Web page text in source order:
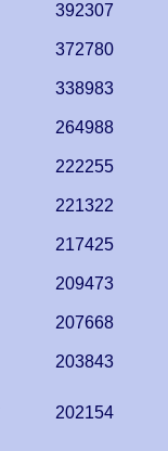
392307
372780
338983
264988
222255
221322
217425
209473
207668
203843
202154